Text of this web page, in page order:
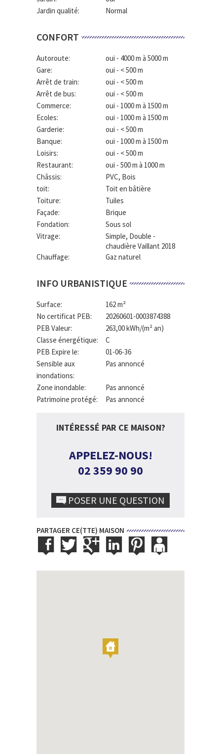
Jardin qualité:
Normal
CONFORT
Autoroute:
oui - 4000 m à 5000 m
Gare:
oui - < 500 m
Arrêt de train:
oui - < 500 m
Arrêt de bus:
oui - < 500 m
Commerce:
oui - 1000 m à 1500 m
Ecoles:
oui - 1000 m à 1500 m
Garderie:
oui - < 500 m
Banque:
oui - 1000 m à 1500 m
Loisirs:
oui - < 500 m
Restaurant:
oui - 500 m à 1000 m
Châssis:
PVC, Bois
toit:
Toit en bâtière
Toiture:
Tuiles
Façade:
Brique
Fondation:
Sous sol
Vitrage:
Simple, Double -
chaudière Vaillant 2018
Chauffage:
Gaz naturel
INFO URBANISTIQUE
Surface:
162 m²
No certificat PEB:
20260601-0003874388
PEB Valeur:
263,00 kWh/(m² an)
Classe énergétique:
C
PEB Expire le:
01-06-36
Sensible aux
inondations:
Pas annoncé
Zone inondable:
Pas annoncé
Patrimoine protégé:
Pas annoncé
INTÉRESSÉ PAR CE MAISON?
APPELEZ-NOUS!
02 359 90 90
POSER UNE QUESTION
PARTAGER CE(TTE) MAISON